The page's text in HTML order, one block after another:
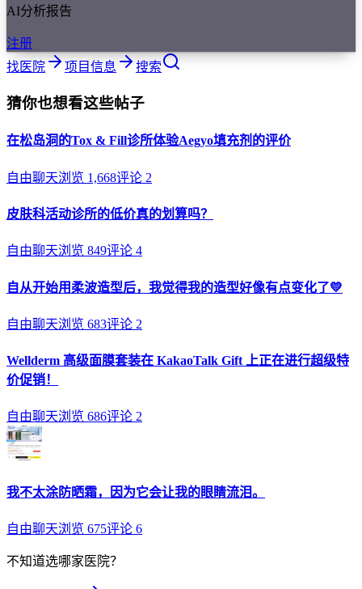
AI分析报告
注册
找医院
项目信息 搜索
猜你也想看这些帖子
在松岛洞的Tox & Fill诊所体验Aegyo填充剂的评价
自由聊天浏览 1,668评论 2
皮肤科活动诊所的低价真的划算吗？
自由聊天浏览 849评论 4
自从开始用柔波造型后，我觉得我的造型好像有点变化了💛
自由聊天浏览 683评论 2
Wellderm 高级面膜套装在 KakaoTalk Gift 上正在进行超级特
价促销！
自由聊天浏览 686评论 2
我不太涂防晒霜，因为它会让我的眼睛流泪。
自由聊天浏览 675评论 6
不知道选哪家医院？